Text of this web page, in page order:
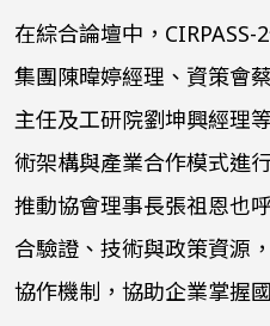
在綜合論壇中，
集團陳暐婷經理、資策會
主任及工研院劉坤興經理
術架構與產業合作模式進
推動協會理事長張祖恩也
合驗證、技術與政策資源
協作機制，協助企業掌握